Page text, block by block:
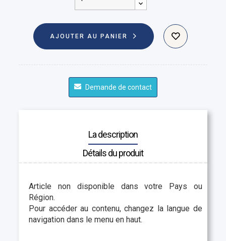
AJOUTER AU PANIER
Demande de contact
La description
Détails du produit
Article non disponible dans votre Pays ou
Région.
Pour accéder au contenu, changez la langue de
navigation dans le menu en haut.